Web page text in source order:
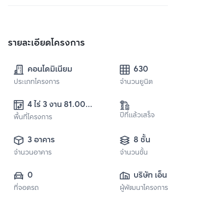
รายละเอียดโครงการ
คอนโดมิเนียม
ประเภทโครงการ
630
จำนวนยูนิต
4 ไร่ 3 งาน 81.00
ตร.ม.
พื้นที่โครงการ ปีที่แล้วเสร็จ
3 อาคาร
จำนวนอาคาร
8 ชั้น
จำนวนชั้น
0
ที่จอดรถ
บริษัท เอ็น แอล แอ
สเซ็ท จำกัด
ผู้พัฒนาโครงการ